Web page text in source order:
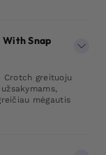
Snap
Crotch greituoju
mėgautis